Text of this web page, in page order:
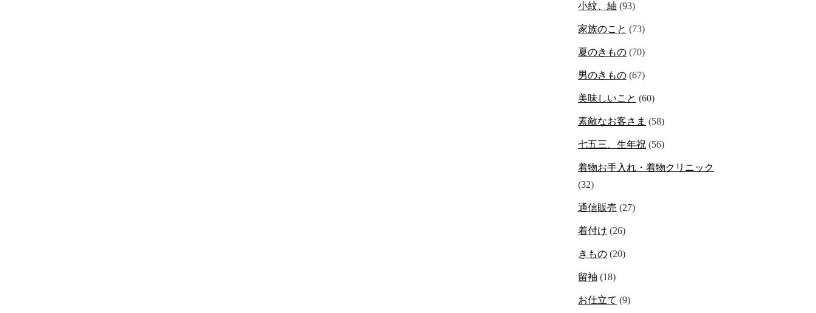
小紋、紬 (93)
家族のこと (73)
夏のきもの (70)
男のきもの (67)
美味しいこと (60)
素敵なお客さま (58)
七五三、生年祝 (56)
着物お手入れ・着物クリニック
(32)
通信販売 (27)
着付け (26)
きもの (20)
留袖 (18)
お仕立て (9)